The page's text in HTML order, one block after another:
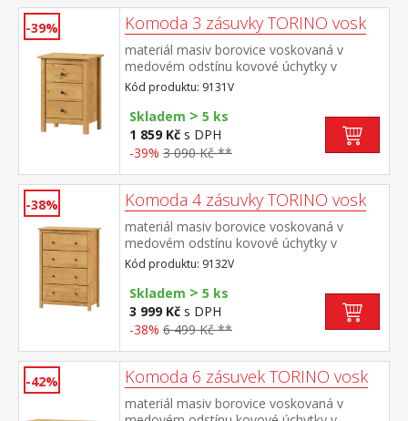
-39% Komoda 3 zásuvky TORINO vosk
materiál masiv borovice voskovaná v
medovém odstínu kovové úchytky v
barevném provedení černěná mosaz tři
zásuvky s kovovými pojezdy
Kód produktu: 9131V
Skladem > 5 ks
1 859 Kč s DPH
-39% 3 090 Kč **
-38% Komoda 4 zásuvky TORINO vosk
materiál masiv borovice voskovaná v
medovém odstínu kovové úchytky v
barevném provedení černěná mosaz čtyři
zásuvky s kovovými pojezdy
Kód produktu: 9132V
Skladem > 5 ks
3 999 Kč s DPH
-38% 6 499 Kč **
-42% Komoda 6 zásuvek TORINO vosk
materiál masiv borovice voskovaná v